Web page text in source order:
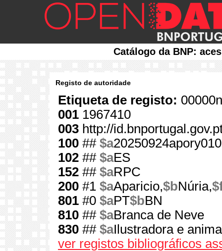
Catálogo da BNP:
Registo de autoridade
Etiqueta de registo:
001 1967410
003 http://
100 ## $a
102 ## $aES
152 ## $aRPC
200 #1 $aAparicio,$bNúria,
801 #0 $aPT$bBN
810 ## $aBranca de Neve
830 ## $aIlustradora e
ver registos bibliográficos